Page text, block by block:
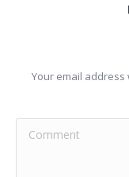
Your email
Comment